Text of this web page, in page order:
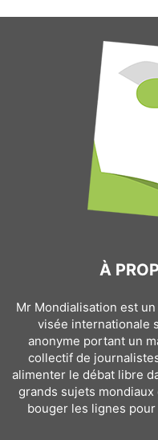
À
Mr Mondialisation est
visée internationale
anonyme portant un
collectif de
alimenter le débat libre
grands sujets
bouger les lignes